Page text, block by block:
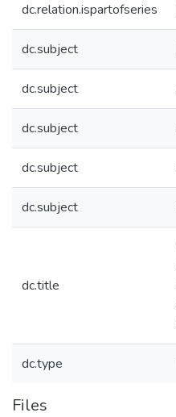
dc.relation.ispartofseries
dc.subject
dc.subject
dc.subject
dc.subject
dc.subject
dc.title
dc.type
Files